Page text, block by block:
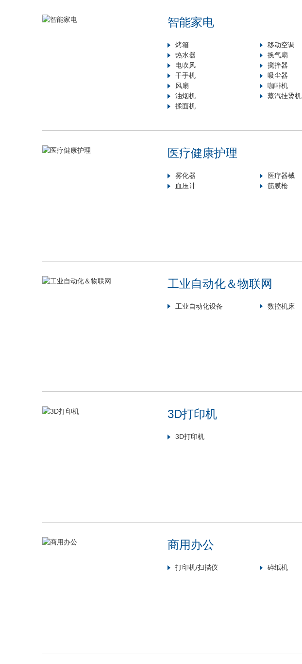
智能家电
烤箱 移动空调
热水器
换气扇
电吹风
搅拌器
干手机
吸尘器
风扇
咖啡机
油烟机
蒸汽挂烫机
揉面机
医疗健康护理
雾化器 医疗器械
血压计
筋膜枪
工业自动化＆物联网
工业自动化设备 数控机床
3D打印机
3D打印机
商用办公
打印机/扫描仪 碎纸机